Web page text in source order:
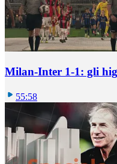
Milan-Inter 1-1: gli
55:58